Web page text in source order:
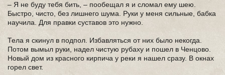
– Я не буду тебя бить, – пообещал я и сломал ему шею.
Быстро, чисто, без лишнего шума. Руки у меня сильные, бабка
научила. Для правки суставов это нужно.
Тела я скинул в подпол. Избавляться от них было некогда.
Потом вымыл руки, надел чистую рубаху и пошел в Ченцово.
Новый дом из красного кирпича у реки я нашел сразу. В окнах
горел свет.